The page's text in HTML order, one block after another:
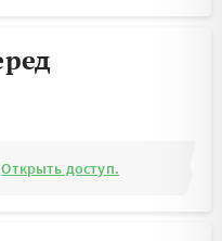
Открыть доступ.